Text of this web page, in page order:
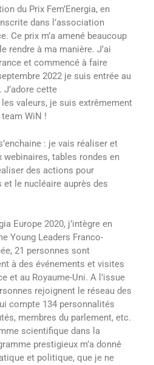
du Prix Fem’Energia, en
dans l’association
Ce prix m’a amené beaucoup
rendre à ma manière. J’ai
et commencé à faire
2022 je suis entrée au
cette
valeurs, je suis extrêmement
WiN !
: je vais réaliser et
webinaires, tables rondes en
des actions pour
le nucléaire auprès des
Europe 2020, j’intègre en
Young Leaders Franco-
21 personnes sont
à des événements et visites
et au Royaume-Uni. A l’issue
rejoignent le réseau des
compte 134 personnalités
membres du parlement, etc.
scientifique dans la
prestigieux m’a donné
et politique, que je ne